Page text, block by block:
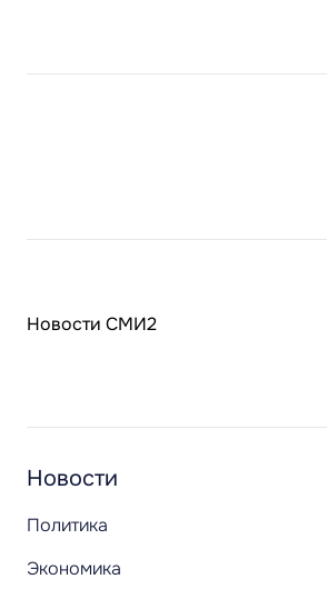
Новости СМИ2
Новости
Политика
Экономика